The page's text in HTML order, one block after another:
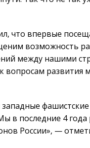
что впервые
возможность
между нашими
вопросам развития
в последние 4
России», —